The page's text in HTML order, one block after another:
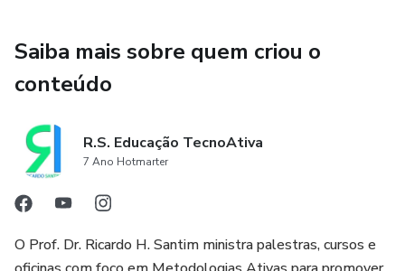
Saiba mais sobre quem criou o
conteúdo
R.S. Educação TecnoAtiva
7 Ano Hotmarter
O Prof. Dr. Ricardo H. Santim ministra palestras, cursos e